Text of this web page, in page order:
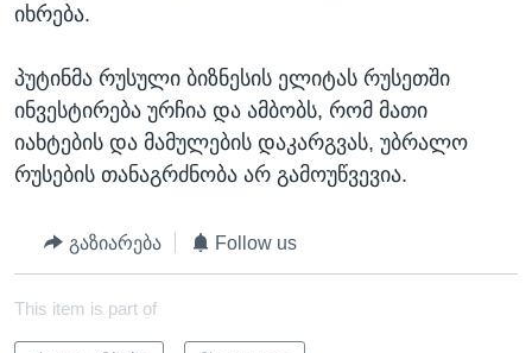
იხრება.
პუტინმა რუსული ბიზნესის ელიტას რუსეთში
ინვესტირება ურჩია და ამბობს, რომ მათი
იახტების და მამულების დაკარგვას, უბრალო
რუსების თანაგრძნობა არ გამოუწვევია.
გაზიარება Follow us
This item is part of